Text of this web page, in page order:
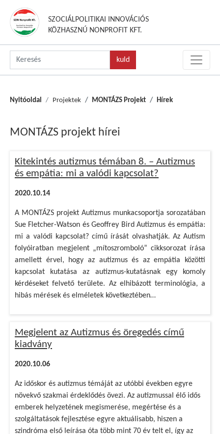
SZOCIÁLPOLITIKAI INNOVÁCIÓS
KÖZHASZNÚ NONPROFIT KFT.
Nyitóoldal Projektek MONTÁZS Projekt Hírek
MONTÁZS projekt hírei
Kitekintés autizmus témában 8. – Autizmus
és empátia: mi a valódi kapcsolat?
2020.10.14
A MONTÁZS projekt Autizmus munkacsoportja sorozatában
Sue Fletcher-Watson és Geoffrey Bird Autizmus és empátia:
mi a valódi kapcsolat? című írását olvashatják. Az Autism
folyóiratban megjelent „mítoszromboló” cikksorozat írása
amellett érvel, hogy az autizmus és az empátia közötti
kapcsolat kutatása az autizmus-kutatásnak egy komoly
kérdéseket felvető területe. Az elhibázott terminológia, a
hibás mérések és elméletek következtében…
Megjelent az Autizmus és öregedés című
kiadvány
2020.10.06
Az időskor és autizmus témáját az utóbbi években egyre
növekvő szakmai érdeklődés övezi. Az autizmussal élő idős
emberek helyzetének megismerése, megértése és a
szolgáltatások fejlesztése egyre aktuálisabb, hiszen a
szindróma első leírása óta több mint 70 év telt el, így az